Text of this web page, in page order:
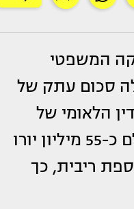
המשפטי
סכום עתק של
הדין הלאומי של
ספרד פסק לטובתה של הכוכבת וביטל את התיק שחייב אותה לשלם כ-55 מיליון יורו
ריבית, כך